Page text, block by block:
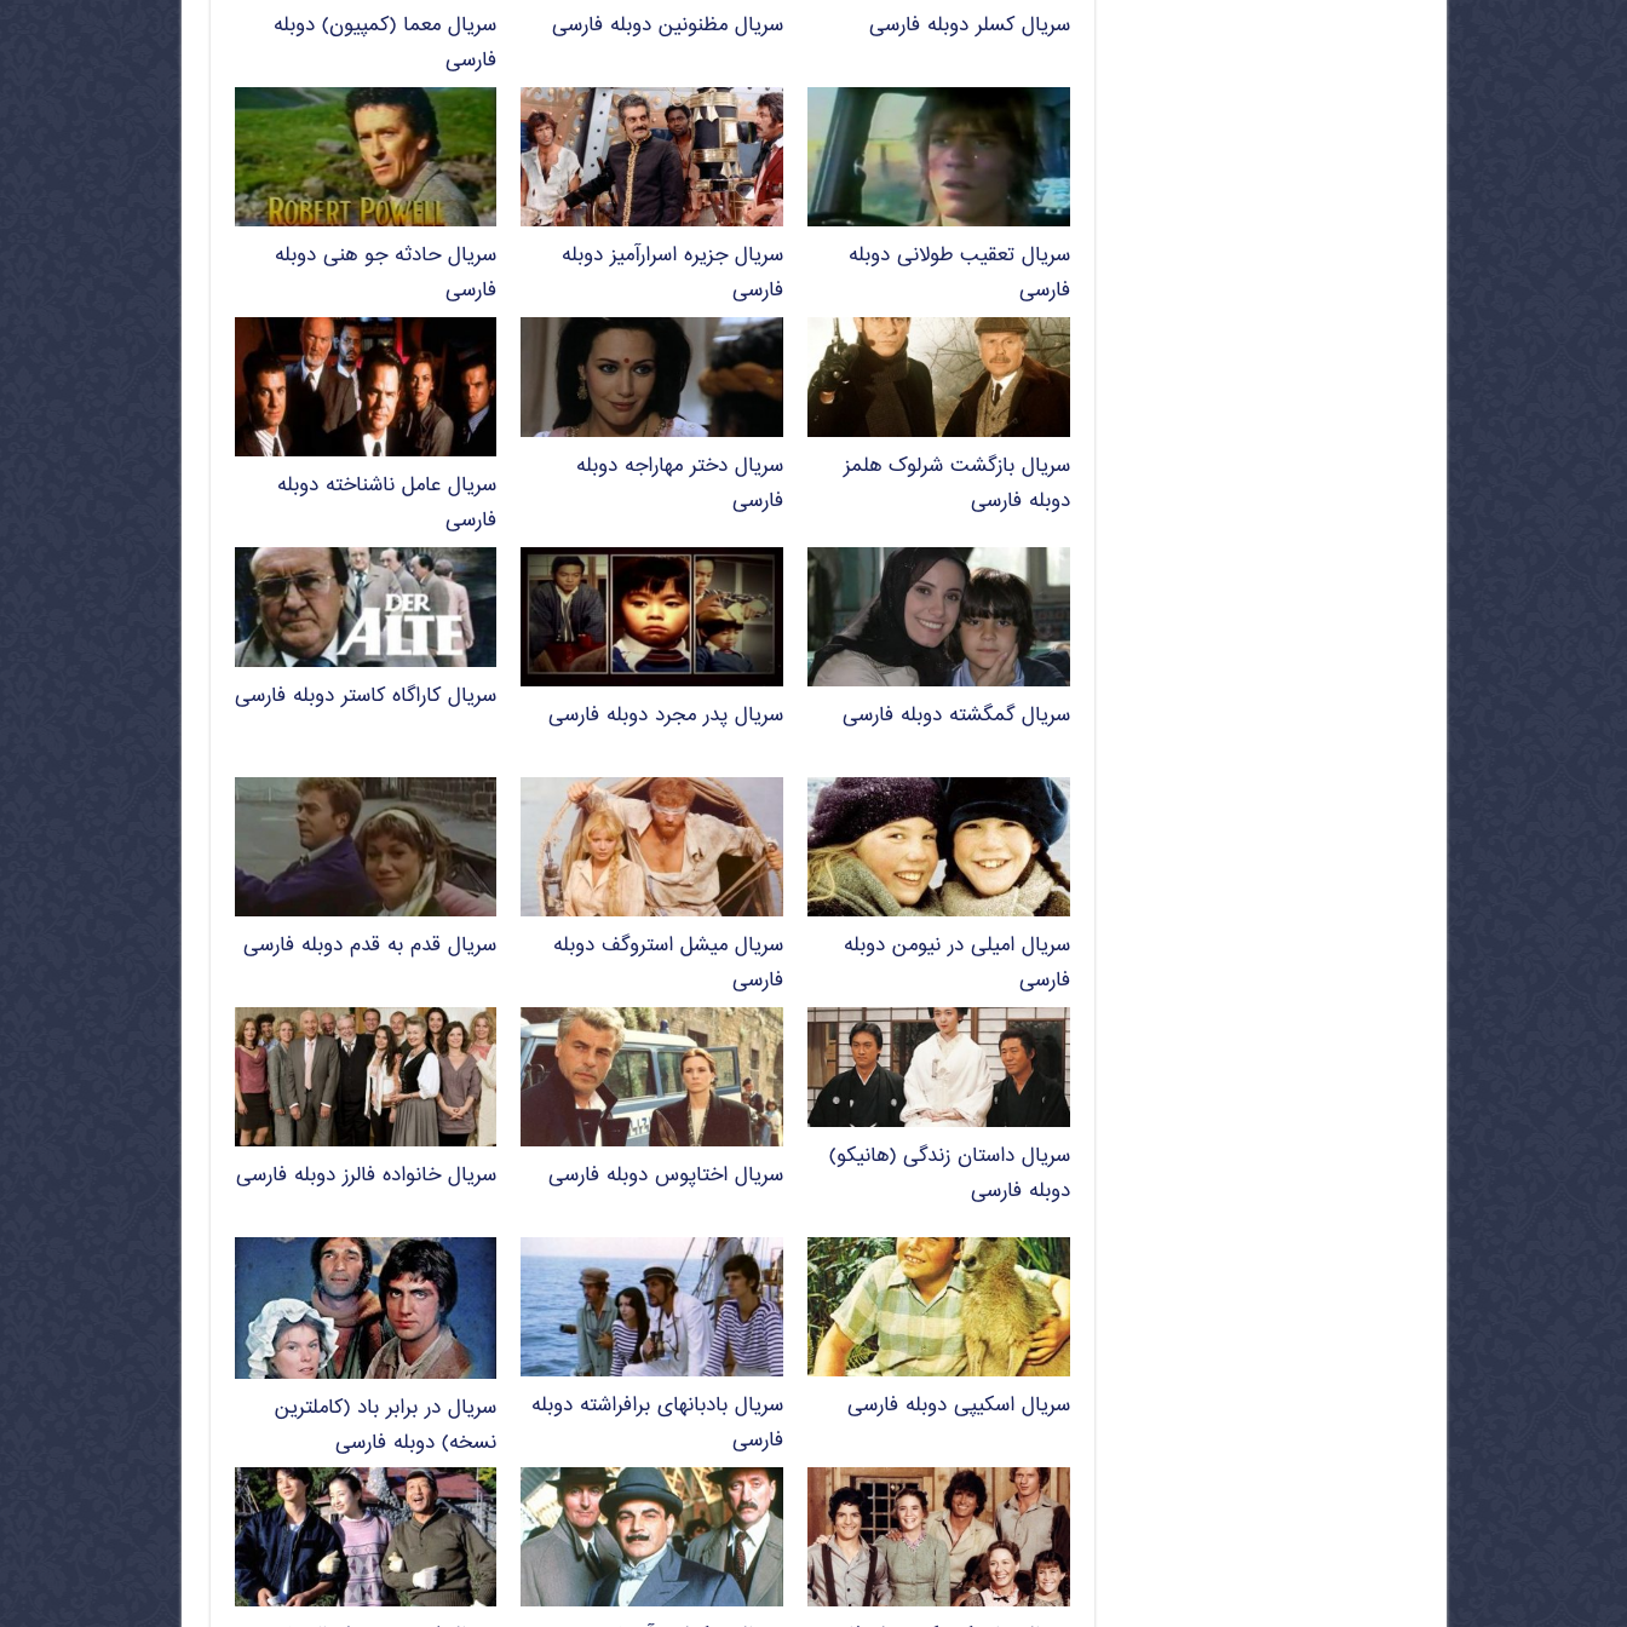
سریال کسلر دوبله فارسی سریال مظنونین دوبله فارسی
سریال معما (کمپیون) دوبله
فارسی
سریال تعقیب طولانی دوبله
فارسی
سریال جزیره اسرارآمیز دوبله
فارسی
سریال حادثه‌ جو هنی دوبله
فارسی
سریال بازگشت شرلوک هلمز
دوبله فارسی
سریال دختر مهاراجه دوبله
فارسی
سریال عامل ناشناخته دوبله
فارسی
سریال گمگشته دوبله فارسی سریال پدر مجرد دوبله فارسی
سریال کاراگاه کاستر دوبله فارسی
سریال امیلی در نیومن دوبله
فارسی
سریال میشل استروگف دوبله
فارسی
سریال قدم به قدم دوبله فارسی
سریال داستان زندگی (هانیکو)
دوبله فارسی
سریال اختاپوس دوبله فارسی سریال خانواده فالرز دوبله فارسی
سریال اسکیپی دوبله فارسی
سریال بادبانهای برافراشته دوبله
فارسی
سریال در برابر باد (کاملترین
نسخه) دوبله فارسی